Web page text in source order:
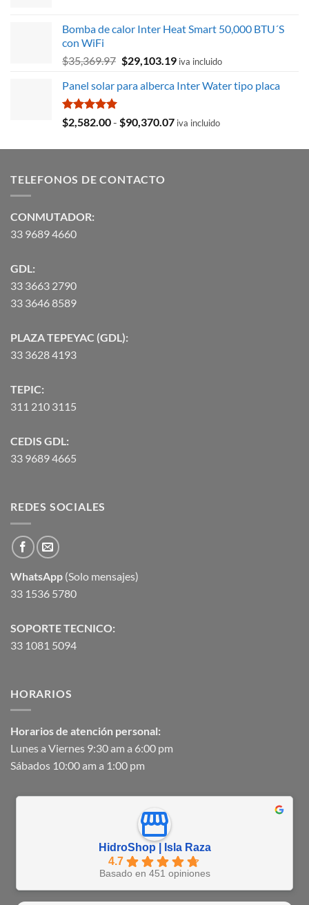
era:
es:
Bomba de calor Inter Heat Smart 50,000 BTU´S
con WiFi
$35,369.97 El
original
$35,369.97.
$29,103.19El
actual
$29,103.19.
iva incluido
Panel solar para alberca Inter Water tipo placa
Valorado
con
$2,582.00- $90,370.07Rango
precios:
iva incluido
TELEFONOS DE CONTACTO
CONMUTADOR:
33 9689 4660
GDL:
33 3663 2790
33 3646 8589
PLAZA TEPEYAC (GDL):
33 3628 4193
TEPIC:
311 210 3115
CEDIS GDL:
33 9689 4665
REDES SOCIALES
WhatsApp (Solo mensajes)
33 1536 5780
SOPORTE TECNICO:
33 1081 5094
HORARIOS
Horarios de atención personal:
Lunes a Viernes 9:30 am a 6:00 pm
Sábados 10:00 am a 1:00 pm
HidroShop | Isla Raza
4.7
Basado en 451 opiniones